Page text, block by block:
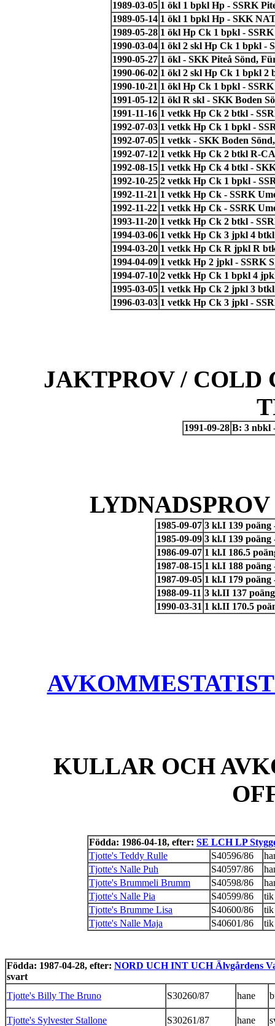
1989-03-05 1 ökl 1 bpkl Hp - SSRK
1989-05-14 1 ökl 1 bpkl Hp - SKK
1989-05-28 1 ökl Hp Ck 1 bpkl -
1990-03-04 1 ökl 2 skl Hp Ck 1 bpkl -
1990-05-27 1 ökl - SKK Piteå Sönd,
1990-06-02 1 ökl 2 skl Hp Ck 1 bpkl 2
1990-10-21 1 ökl Hp Ck 1 bpkl - SSRK
1991-05-12 1 ökl R skl - SKK Boden
1991-11-16 1 vetkk Hp Ck 2 btkl -
1992-07-03 1 vetkk Hp Ck 1 bpkl -
1992-07-05 1 vetkk - SKK Boden
1992-07-12 1 vetkk Hp Ck 2 btkl R-
1992-08-15 1 vetkk Hp Ck 4 btkl -
1992-10-25 2 vetkk Hp Ck 1 bpkl -
1992-11-21 1 vetkk Hp Ck - SSRK
1992-11-22 1 vetkk Hp Ck - SSRK
1993-11-20 1 vetkk Hp Ck 2 btkl -
1994-03-06 1 vetkk Hp Ck 3 jpkl 4
1994-03-20 1 vetkk Hp Ck R jpkl R
1994-04-09 1 vetkk Hp 2 jpkl - SSRK
1994-07-10 2 vetkk Hp Ck 1 bpkl 4
1995-03-05 1 vetkk Hp Ck 2 jpkl 3
1996-03-03 1 vetkk Hp Ck 3 jpkl -
JAKTPROV / COLD
1991-09-28 B: 3 nbkl
1985-09-07 3 kl.I 139 poäng
1985-09-09 3 kl.I 139 poäng
1986-09-07 1 kl.I 186.5
1987-08-15 1 kl.I 188 poäng
1987-09-05 1 kl.I 179 poäng
1988-09-11 3 kl.II 137
1990-03-31 1 kl.II 170.5
KULLAR OCH
Födda: 1986-04-18, efter: SE LCH LP
Tjotte's Teddy Rulle
S40596/86
Tjotte's Nalle Puh
S40597/86
Tjotte's Brummeli Brumm
S40598/86
Tjotte's Nalle Pia
S40599/86
tik
Tjotte's Brumme Lisa
S40600/86
tik
Tjotte's Nalle Maja
S40601/86 tik
Födda: 1987-04-28, efter: NORD UCH INT UCH Älvgårdens
svart
Tjotte's Billy The Bruno
S30260/87 hane
Tjotte's Sylvester Stallone S30261/87 hane